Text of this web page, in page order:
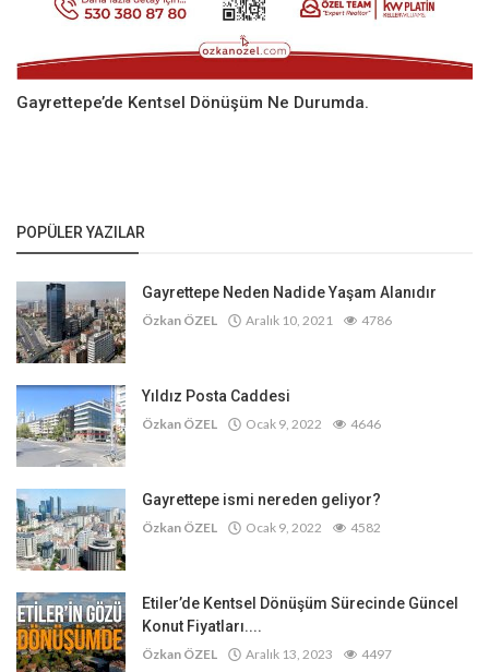
Gayrettepe’de Kentsel Dönüşüm Ne Durumda.
POPÜLER YAZILAR
Gayrettepe Neden Nadide Yaşam Alanıdır
Özkan ÖZEL Aralık 10, 2021 4786
Yıldız Posta Caddesi
Özkan ÖZEL Ocak 9, 2022 4646
Gayrettepe ismi nereden geliyor?
Özkan ÖZEL Ocak 9, 2022 4582
Etiler’de Kentsel Dönüşüm Sürecinde Güncel
Konut Fiyatları....
Özkan ÖZEL Aralık 13, 2023 4497